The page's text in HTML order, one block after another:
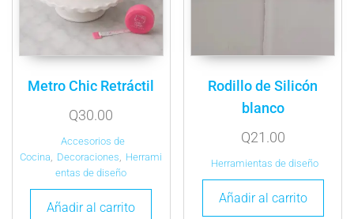
Metro Chic Retráctil
Q30.00
Accesorios de
Cocina
Decoraciones
Herrami
entas de diseño
Añadir al carrito
Rodillo de Silicón
blanco
Q21.00
Herramientas de diseño
Añadir al carrito